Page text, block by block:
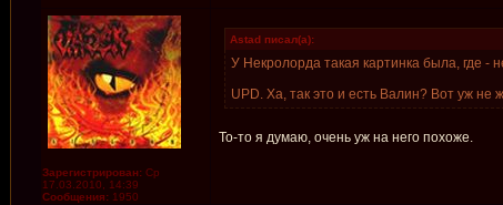
Зарегистрирован: Ср
17.03.2010, 14:39
Сообщения: 1950
Astad писал(а):
У Некролорда такая картинка была, где -
UPD. Ха, так это и есть Валин? Вот уж не
То-то я думаю, очень уж на него похоже.